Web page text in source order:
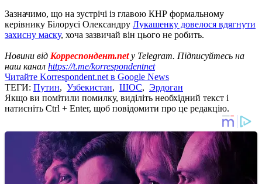
Зазначимо, що на зустрічі із главою КНР формальному
керівнику Білорусі Олександру Лукашенку довелося вдягнути
захисну маску, хоча зазвичай він цього не робить.
Новини від Корреспондент.netу Telegram. Підписуйтесь на
наш канал https://t.me/korrespondentnet
Читайте Korrespondent.net в Google News
ТЕГИ: Путин, Узбекистан, ШОС, Эрдоган
Якщо ви помітили помилку, виділіть необхідний текст і
натисніть Ctrl + Enter, щоб повідомити про це редакцію.